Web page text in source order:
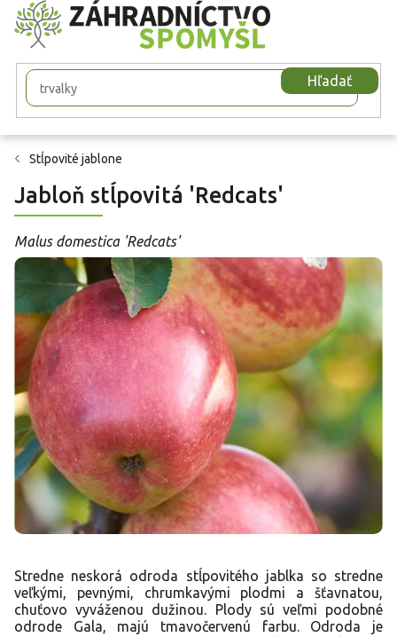
Prejsť
na
obsah
Hľadať
Stĺpovité jablone
Jabloň stĺpovitá 'Redcats'
Malus domestica 'Redcats'
Stredne neskorá odroda stĺpovitého jablka so stredne
veľkými, pevnými, chrumkavými plodmi a šťavnatou,
chuťovo vyváženou dužinou. Plody sú veľmi podobné
odrode Gala, majú tmavočervenú farbu. Odroda je